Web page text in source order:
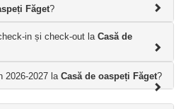
Făget?
in și check-out la Casă de
2026-2027 la Casă de oaspeți Făget?